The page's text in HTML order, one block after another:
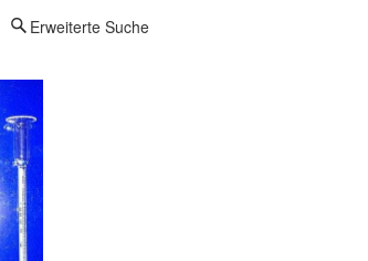
Erweiterte Suche